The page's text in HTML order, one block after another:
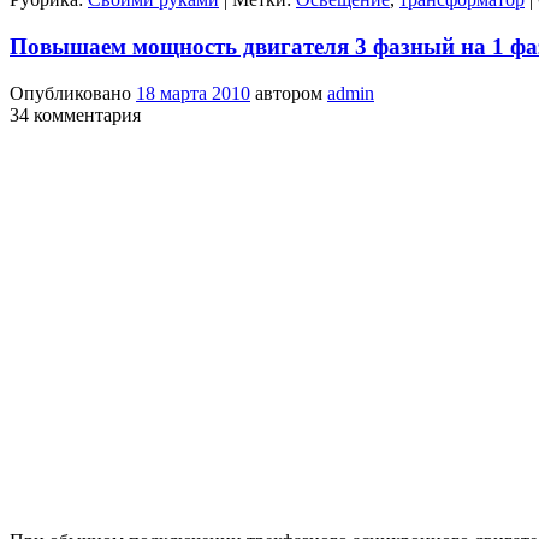
Повышаем мощность двигателя 3 фазный на 1
Опубликовано 18 марта 2010 автором admin
34 комментария